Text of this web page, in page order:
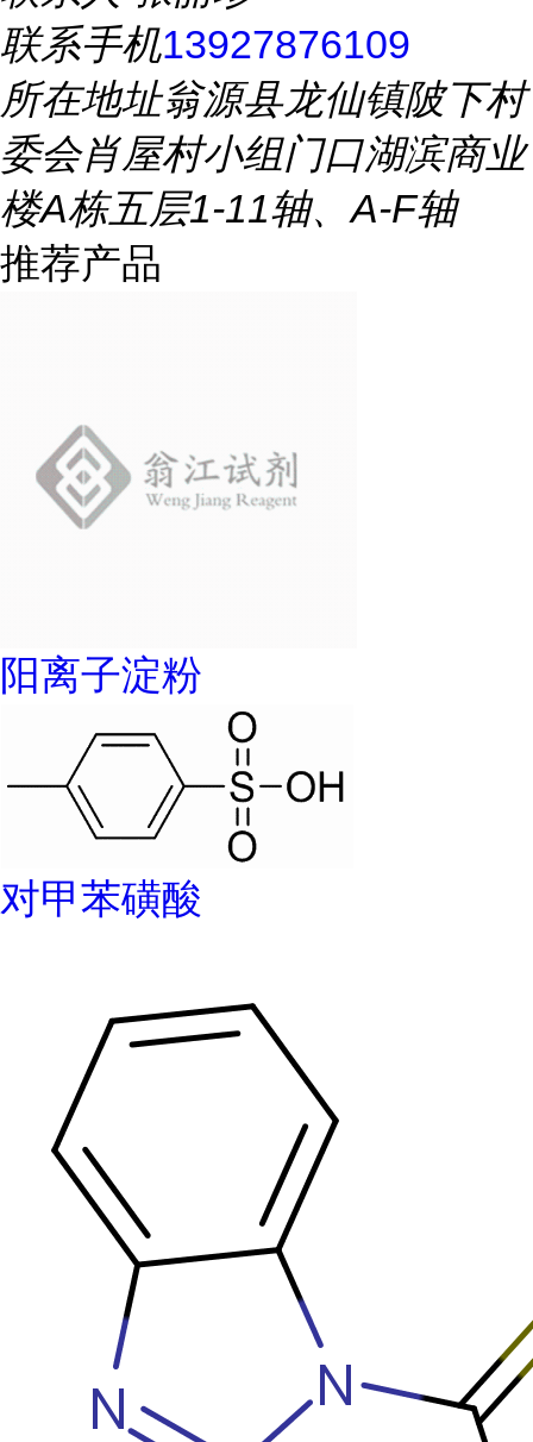
联系手机13927876109
所在地址翁源县龙仙镇陂下村
委会肖屋村小组门口湖滨商业
楼A栋五层1-11轴、A-F轴
推荐产品
阳离子淀粉
对甲苯磺酸